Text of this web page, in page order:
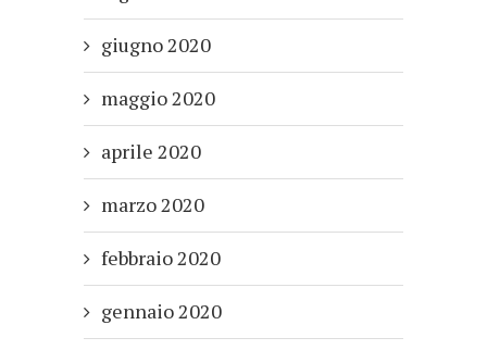
giugno 2020
maggio 2020
aprile 2020
marzo 2020
febbraio 2020
gennaio 2020